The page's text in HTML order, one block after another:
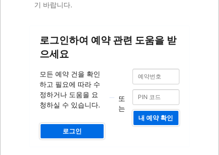
기 바랍니다.
로그인하여 예약 관련 도움을 받
으세요
모든 예약 건을 확인
하고 필요에 따라 수
정하거나 도움을 요
청하실 수 있습니다.
로그인
또
는
약
번
호
예
번
호
내 예약 확인